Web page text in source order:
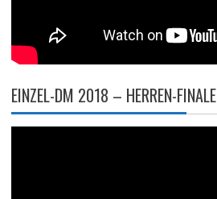
EINZEL-DM 2018 – HERREN-FINALE